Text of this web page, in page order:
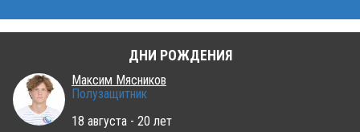
ДНИ РОЖДЕНИЯ
Максим Мясников
Полузащитник
18 августа - 20 лет